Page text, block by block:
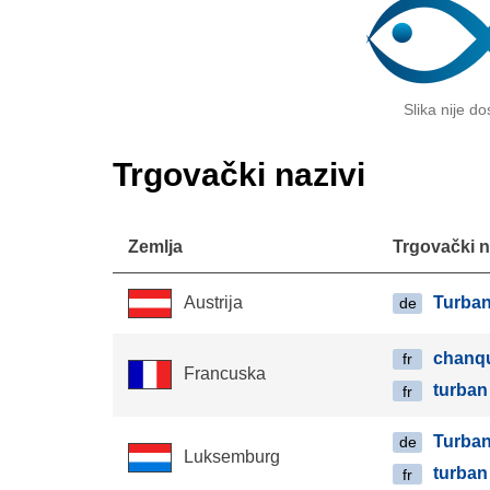
Slika nije
Trgovački nazivi
Zemlja Trgovački
Austrija de
Francuska
fr
fr turban
Luksemburg
de
fr turban